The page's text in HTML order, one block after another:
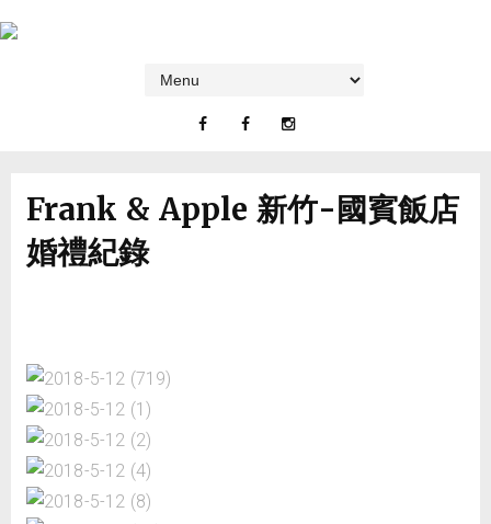
Frank & Apple 新竹-國賓飯店
婚禮紀錄